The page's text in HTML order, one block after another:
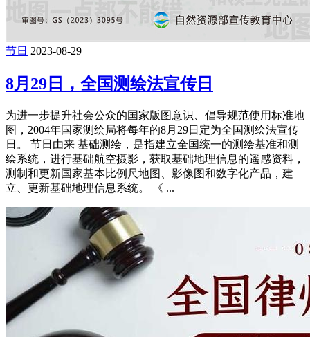
节日 2023-08-29
8月29日，全国测绘法宣传日
为进一步提升社会公众的国家版图意识、倡导规范使用标准地
图，2004年国家测绘局将每年的8月29日定为全国测绘法宣传
日。 节日由来 基础测绘，是指建立全国统一的测绘基准和测
绘系统，进行基础航空摄影，获取基础地理信息的遥感资料，
测制和更新国家基本比例尺地图、影像图和数字化产品，建
立、更新基础地理信息系统。 《 ...